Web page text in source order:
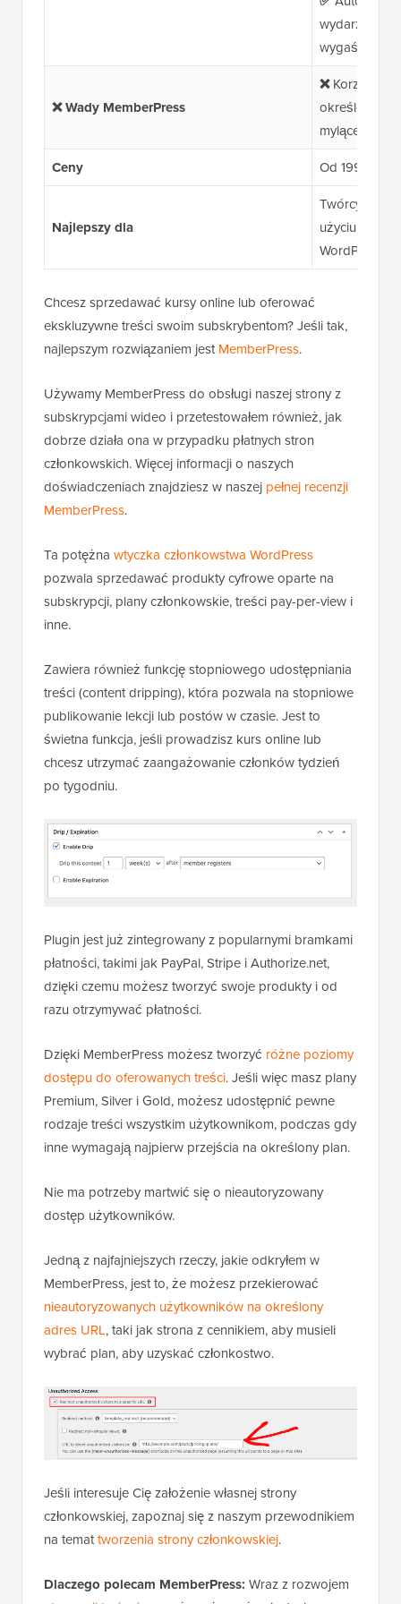
wygaśnięcie
❌ Wady MemberPress
❌
określonych
mylące
Ceny
Od 199,50
Najlepszy dla
Twórcy treści
użyciu
WordPress
Chcesz sprzedawać kursy online lub oferować
ekskluzywne treści swoim subskrybentom? Jeśli tak,
najlepszym rozwiązaniem jestMemberPress.
Używamy MemberPress do obsługi naszej strony z
subskrypcjami wideo i przetestowałem również, jak
dobrze działa ona w przypadku płatnych stron
członkowskich. Więcej informacji o naszych
doświadczeniach znajdziesz w naszej pełnej recenzji
MemberPress.
Ta potężna wtyczka członkowstwa WordPress
pozwala sprzedawać produkty cyfrowe oparte na
subskrypcji, plany członkowskie, treści pay-per-view i
inne.
Zawiera również funkcję stopniowego udostępniania
treści (content dripping), która pozwala na stopniowe
publikowanie lekcji lub postów w czasie. Jest to
świetna funkcja, jeśli prowadzisz kurs online lub
chcesz utrzymać zaangażowanie członków tydzień
po tygodniu.
Plugin jest już zintegrowany z popularnymi bramkami
płatności, takimi jak PayPal, Stripe i Authorize.net,
dzięki czemu możesz tworzyć swoje produkty i od
razu otrzymywać płatności.
Dzięki MemberPress możesz tworzyć różne poziomy
dostępu do oferowanych treści. Jeśli więc masz plany
Premium, Silver i Gold, możesz udostępnić pewne
rodzaje treści wszystkim użytkownikom, podczas gdy
inne wymagają najpierw przejścia na określony plan.
Nie ma potrzeby martwić się o nieautoryzowany
dostęp użytkowników.
Jedną z najfajniejszych rzeczy, jakie odkryłem w
MemberPress, jest to, że możesz przekierować
nieautoryzowanych użytkowników na określony
adres URL, taki jak strona z cennikiem, aby musieli
wybrać plan, aby uzyskać członkostwo.
Jeśli interesuje Cię założenie własnej strony
członkowskiej, zapoznaj się z naszym przewodnikiem
na temattworzenia strony członkowskiej.
Dlaczego polecam MemberPress: Wraz z rozwojem